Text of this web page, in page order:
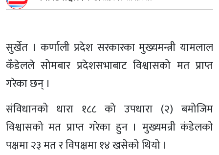
सुर्खेत । कर्णाली प्रदेश सरकारका मुख्यमन्त्री यामलाल
कँडेलले सोमबार प्रदेशसभाबाट विश्वासको मत प्राप्त
गरेका छन् ।
संविधानको धारा १८८ को उपधारा (२) बमोजिम
विश्वासको मत प्राप्त गरेका हुन । मुख्यमन्री कंडेलको
पक्षमा २३ मत र विपक्षमा १४ खसेको थियो ।